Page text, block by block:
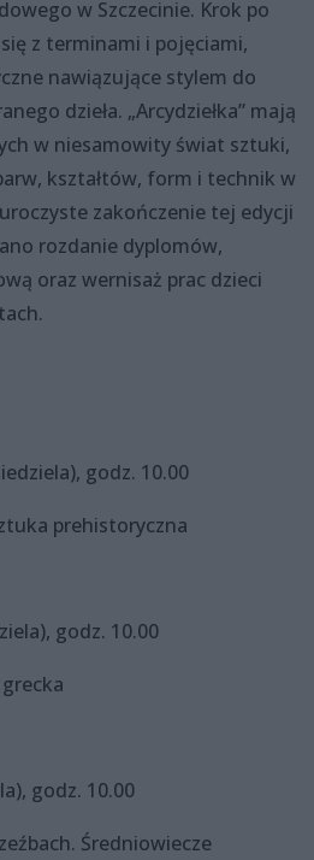
w Szczecinie. Krok po
z terminami i pojęciami,
nawiązujące stylem do
dzieła. „Arcydziełka” mają
w niesamowity świat sztuki,
kształtów, form i technik w
zakończenie tej edycji
rozdanie dyplomów,
oraz wernisaż prac dzieci
godz. 10.00
prehistoryczna
godz. 10.00
godz. 10.00
Średniowiecze